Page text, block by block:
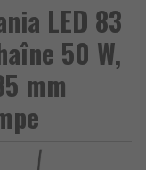
LED 83
50 W,
mm